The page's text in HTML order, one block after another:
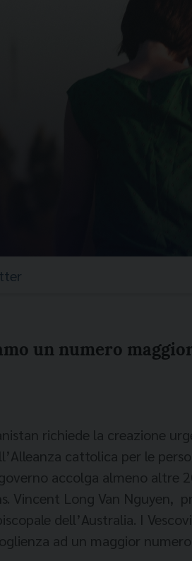
un numero
richiede la creazione
cattolica per le
accolga almeno altre
Vincent Long Van Nguyen,
dell’Australia. I
ad un maggior